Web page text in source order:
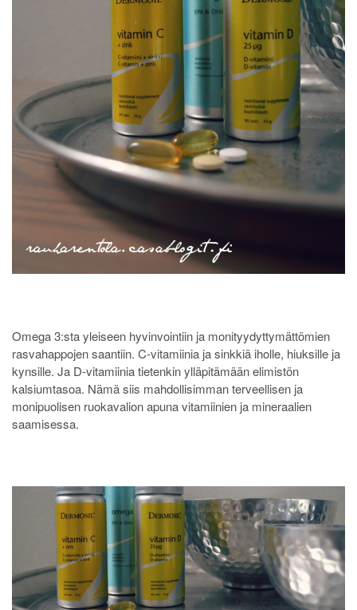
Omega 3:sta yleiseen hyvinvointiin ja monityydyttymättömien
rasvahappojen saantiin. C-vitamiinia ja sinkkiä iholle, hiuksille ja
kynsille. Ja D-vitamiinia tietenkin ylläpitämään elimistön
kalsiumtasoa. Nämä siis mahdollisimman terveellisen ja
monipuolisen ruokavalion apuna vitamiinien ja mineraalien
saamisessa.